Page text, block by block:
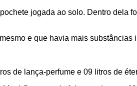
jogada ao solo. Dentro dela
e que havia mais substâncias
de lança-perfume e 09 litros de